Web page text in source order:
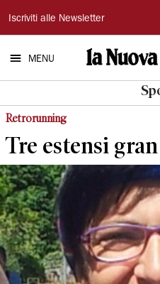
La
Nuova
Ferrara
Iscriviti alle Newsletter
MENU
Retrorunning
Tre estensi